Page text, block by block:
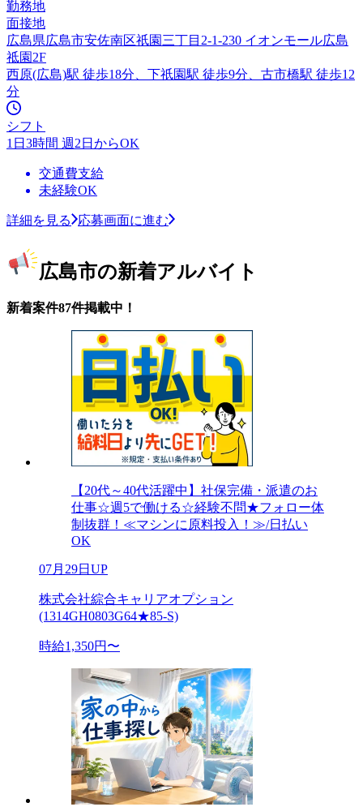
勤務地
面接地
広島県広島市安佐南区祇園三丁目2-1-230 イオンモール広島
祗園2F
西原(広島)駅 徒歩18分、下祇園駅 徒歩9分、古市橋駅 徒歩12
分
シフト
1日3時間 週2日からOK
交通費支給
未経験OK
詳細を見る 応募画面に進む
広島市の新着アルバイト
新着案件87件掲載中！
【20代～40代活躍中】社保完備・派遣のお
仕事☆週5で働ける☆経験不問★フォロー体
制抜群！≪マシンに原料投入！≫/日払い
OK
07月29日UP
株式会社綜合キャリアオプション
(1314GH0803G64★85-S)
時給1,350円〜